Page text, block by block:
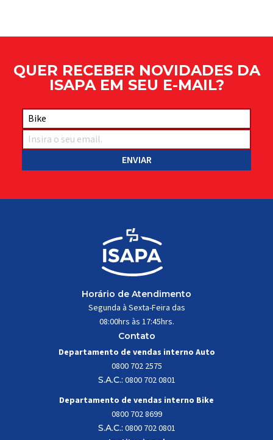
QUER RECEBER NOVIDADES DA
ISAPA EM SEU E-MAIL?
Horário de Atendimento
Segunda à Sexta-Feira das
08:00hrs às 17:45hrs.
Contato
Departamento de vendas interno Auto
0800 702 2575
S.A.C.: 0800 702 0801
Departamento de vendas interno Bike
0800 702 8699
S.A.C.: 0800 702 0801